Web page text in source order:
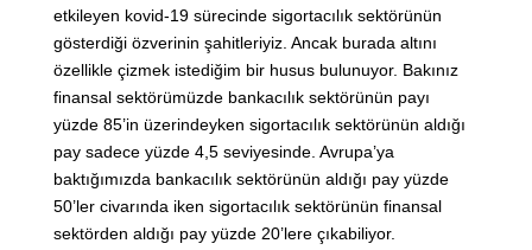
etkileyen kovid-19 sürecinde sigortacılık sektörünün
gösterdiği özverinin şahitleriyiz. Ancak burada altını
özellikle çizmek istediğim bir husus bulunuyor. Bakınız
finansal sektörümüzde bankacılık sektörünün payı
yüzde 85’in üzerindeyken sigortacılık sektörünün aldığı
pay sadece yüzde 4,5 seviyesinde. Avrupa’ya
baktığımızda bankacılık sektörünün aldığı pay yüzde
50’ler civarında iken sigortacılık sektörünün finansal
sektörden aldığı pay yüzde 20’lere çıkabiliyor.